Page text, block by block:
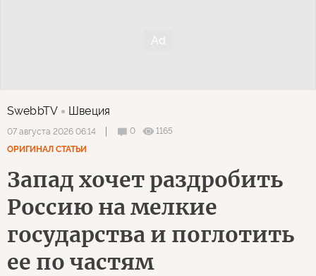
SwebbTV Швеция
07 августа 2026 06:14 0
1165
ОРИГИНАЛ СТАТЬИ
Запад хочет раздробить
Россию на мелкие
государства и поглотить
ее по частям